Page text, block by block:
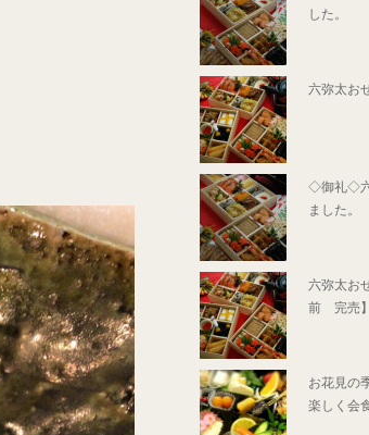
した。
六弥太お
◇御礼◇六
ました。
六弥太お
前 完売】
お花見の
楽しく会